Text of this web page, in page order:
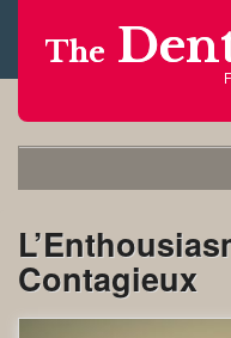
The
Contagieux